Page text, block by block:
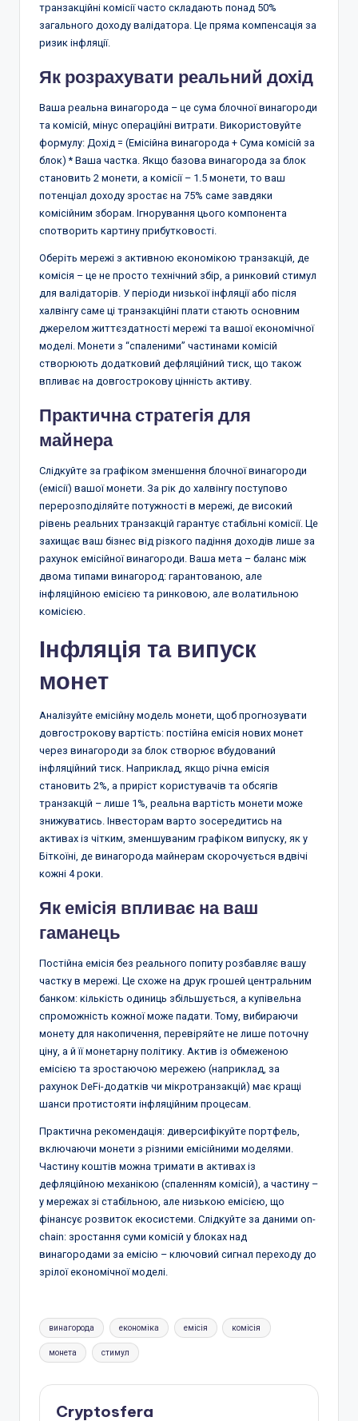
транзакційні комісії часто складають понад 50%
загального доходу валідатора. Це пряма компенсація за
ризик інфляції.
Як розрахувати реальний дохід
Ваша реальна винагорода – це сума блочної винагороди
та комісій, мінус операційні витрати. Використовуйте
формулу: Дохід = (Емісійна винагорода + Сума комісій за
блок) * Ваша частка. Якщо базова винагорода за блок
становить 2 монети, а комісії – 1.5 монети, то ваш
потенціал доходу зростає на 75% саме завдяки
комісійним зборам. Ігнорування цього компонента
спотворить картину прибутковості.
Оберіть мережі з активною економікою транзакцій, де
комісія – це не просто технічний збір, а ринковий стимул
для валідаторів. У періоди низької інфляції або після
халвінгу саме ці транзакційні плати стають основним
джерелом життєздатності мережі та вашої економічної
моделі. Монети з “спаленими” частинами комісій
створюють додатковий дефляційний тиск, що також
впливає на довгострокову цінність активу.
Практична стратегія для
майнера
Слідкуйте за графіком зменшення блочної винагороди
(емісії) вашої монети. За рік до халвінгу поступово
перерозподіляйте потужності в мережі, де високий
рівень реальних транзакцій гарантує стабільні комісії. Це
захищає ваш бізнес від різкого падіння доходів лише за
рахунок емісійної винагороди. Ваша мета – баланс між
двома типами винагород: гарантованою, але
інфляційною емісією та ринковою, але волатильною
комісією.
Інфляція та випуск
монет
Аналізуйте емісійну модель монети, щоб прогнозувати
довгострокову вартість: постійна емісія нових монет
через винагороди за блок створює вбудований
інфляційний тиск. Наприклад, якщо річна емісія
становить 2%, а приріст користувачів та обсягів
транзакцій – лише 1%, реальна вартість монети може
знижуватись. Інвесторам варто зосередитись на
активах із чітким, зменшуваним графіком випуску, як у
Біткоїні, де винагорода майнерам скорочується вдвічі
кожні 4 роки.
Як емісія впливає на ваш
гаманець
Постійна емісія без реального попиту розбавляє вашу
частку в мережі. Це схоже на друк грошей центральним
банком: кількість одиниць збільшується, а купівельна
спроможність кожної може падати. Тому, вибираючи
монету для накопичення, перевіряйте не лише поточну
ціну, а й її монетарну політику. Актив із обмеженою
емісією та зростаючою мережею (наприклад, за
рахунок DeFi-додатків чи мікротранзакцій) має кращі
шанси протистояти інфляційним процесам.
Практична рекомендація: диверсифікуйте портфель,
включаючи монети з різними емісійними моделями.
Частину коштів можна тримати в активах із
дефляційною механікою (спаленням комісій), а частину –
у мережах зі стабільною, але низькою емісією, що
фінансує розвиток екосистеми. Слідкуйте за даними on-
chain: зростання суми комісій у блоках над
винагородами за емісію – ключовий сигнал переходу до
зрілої економічної моделі.
Позначки:
винагорода економіка емісія комісія
монета стимул
Cryptosfera